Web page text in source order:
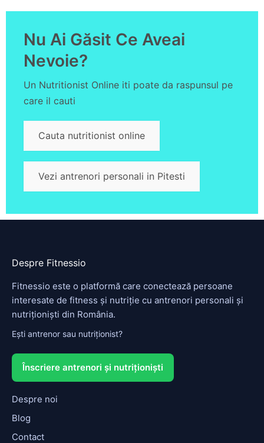
Nu Ai Găsit Ce Aveai
Nevoie?
Un Nutritionist Online iti poate da raspunsul pe
care il cauti
Cauta nutritionist online
Vezi antrenori personali in Pitesti
Despre Fitnessio
Fitnessio este o platformă care conectează persoane
interesate de fitness și nutriție cu antrenori personali și
nutriționiști din România.
Ești antrenor sau nutriționist?
Înscriere antrenori și nutriționiști
Despre noi
Blog
Contact